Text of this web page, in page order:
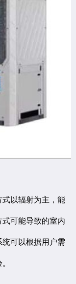
以辐射为主，能
可能导致的室内
可以根据用户需